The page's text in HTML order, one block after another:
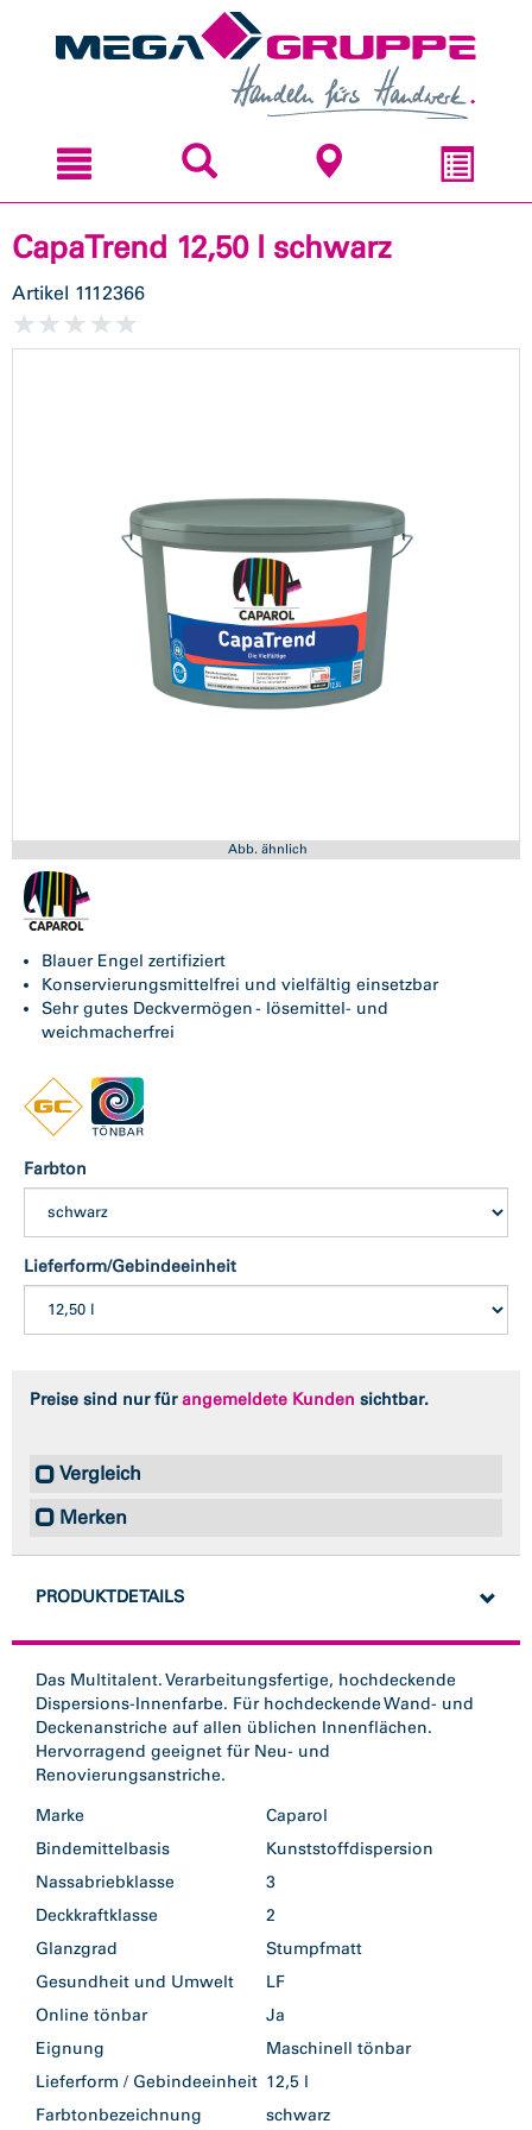
CapaTrend 12,50 l schwarz
Artikel 1112366
Abb. ähnlich
Blauer Engel zertifiziert
Konservierungsmittelfrei und vielfältig einsetzbar
Sehr gutes Deckvermögen - lösemittel- und
weichmacherfrei
Farbton
Lieferform/Gebindeeinheit
Preise sind nur fürangemeldete Kunden sichtbar.
Vergleich
Merken
PRODUKTDETAILS
Das Multitalent. Verarbeitungsfertige, hochdeckende
Dispersions-Innenfarbe. Für hochdeckende Wand- und
Deckenanstriche auf allen üblichen Innenflächen.
Hervorragend geeignet für Neu- und
Renovierungsanstriche.
Marke
Caparol
Bindemittelbasis
Kunststoffdispersion
Nassabriebklasse
3
Deckkraftklasse
2
Glanzgrad
Stumpfmatt
Gesundheit und Umwelt
LF
Online tönbar
Ja
Eignung
Maschinell tönbar
Lieferform / Gebindeeinheit 12,5 l
Farbtonbezeichnung
schwarz